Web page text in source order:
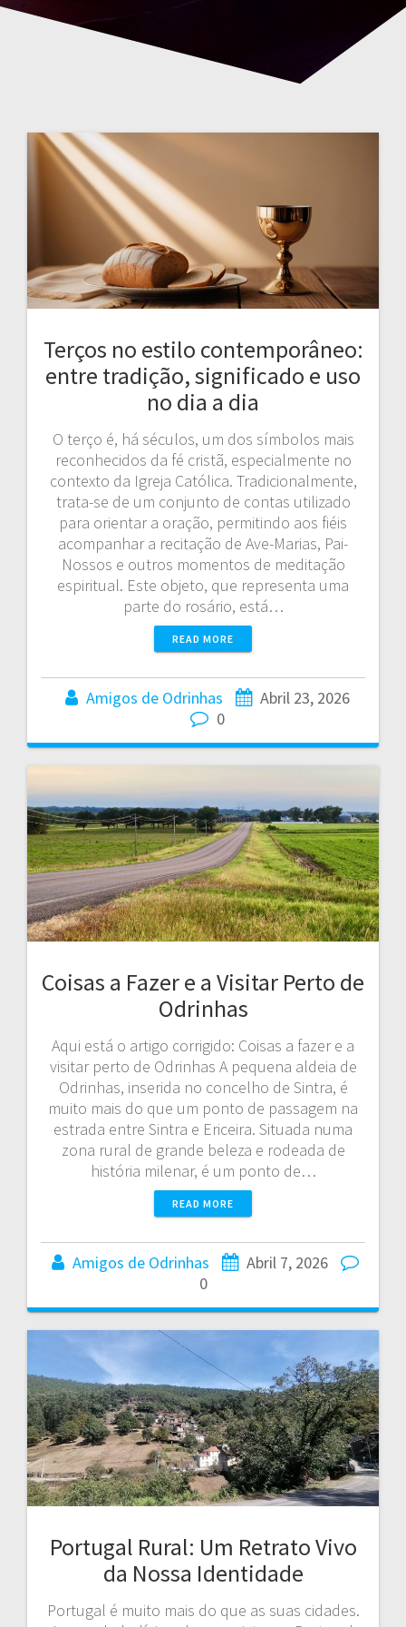
Terços no estilo contemporâneo:
entre tradição, significado e uso
no dia a dia
O terço é, há séculos, um dos símbolos mais
reconhecidos da fé cristã, especialmente no
contexto da Igreja Católica. Tradicionalmente,
trata-se de um conjunto de contas utilizado
para orientar a oração, permitindo aos fiéis
acompanhar a recitação de Ave-Marias, Pai-
Nossos e outros momentos de meditação
espiritual. Este objeto, que representa uma
parte do rosário, está…
READ MORE
Amigos de Odrinhas
Abril 23, 2026
0
Coisas a Fazer e a Visitar Perto de
Odrinhas
Aqui está o artigo corrigido: Coisas a fazer e a
visitar perto de Odrinhas A pequena aldeia de
Odrinhas, inserida no concelho de Sintra, é
muito mais do que um ponto de passagem na
estrada entre Sintra e Ericeira. Situada numa
zona rural de grande beleza e rodeada de
história milenar, é um ponto de…
READ MORE
Amigos de Odrinhas
Abril 7, 2026
0
Portugal Rural: Um Retrato Vivo
da Nossa Identidade
Portugal é muito mais do que as suas cidades.